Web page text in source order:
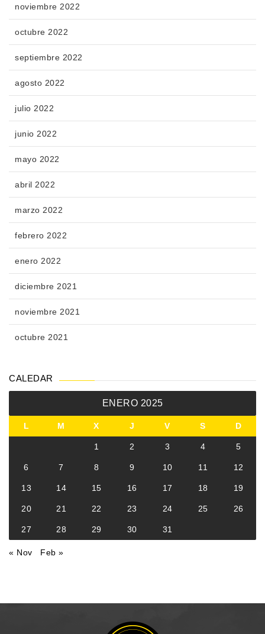
noviembre 2022
octubre 2022
septiembre 2022
agosto 2022
julio 2022
junio 2022
mayo 2022
abril 2022
marzo 2022
febrero 2022
enero 2022
diciembre 2021
noviembre 2021
octubre 2021
CALEDAR
ENERO 2025
L M X J V S D
1 2 3 4 5
6 7 8 9 10 11 12
13 14 15 16 17 18 19
20 21 22 23 24 25 26
27 28 29 30 31
« Nov Feb »